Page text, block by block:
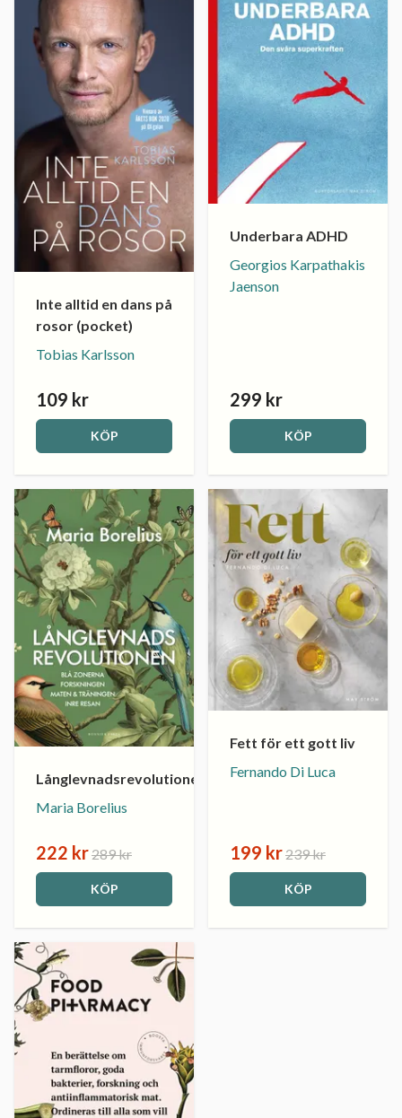
Inte alltid en dans på
rosor (pocket)
Tobias Karlsson
109 kr
KÖP
Underbara ADHD
Georgios Karpathakis
Jaenson
299 kr
KÖP
Långlevnadsrevolutionen
Maria Borelius
222 kr289 kr
KÖP
Fett för ett gott liv
Fernando Di Luca
199 kr239 kr
KÖP